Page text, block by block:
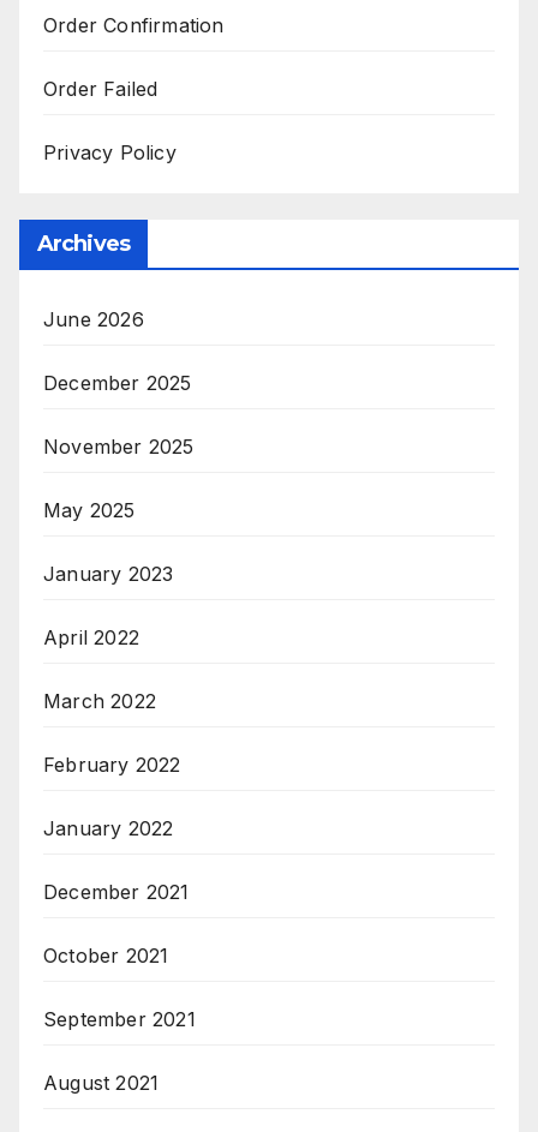
Order Confirmation
Order Failed
Privacy Policy
Archives
June 2026
December 2025
November 2025
May 2025
January 2023
April 2022
March 2022
February 2022
January 2022
December 2021
October 2021
September 2021
August 2021